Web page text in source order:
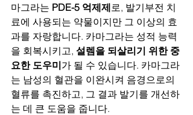
마그라는 PDE-5 억제제로, 발기부전 치
료에 사용되는 약물이지만 그 이상의 효
과를 자랑합니다. 카마그라는 성적 능력
을 회복시키고, 설렘을 되살리기 위한 중
요한 도우미가 될 수 있습니다. 카마그라
는 남성의 혈관을 이완시켜 음경으로의
혈류를 촉진하고, 그 결과 발기를 개선하
는 데 큰 도움을 줍니다.